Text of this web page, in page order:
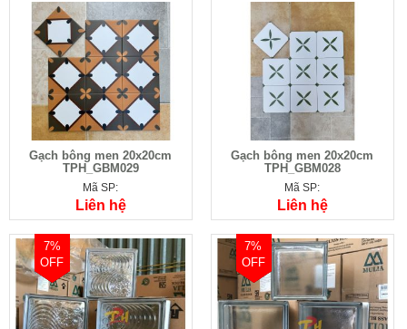
Gạch bông men 20x20cm
TPH_GBM029
Mã SP:
Liên hệ
Gạch bông men 20x20cm
TPH_GBM028
Mã SP:
Liên hệ
7%
OFF
7%
OFF